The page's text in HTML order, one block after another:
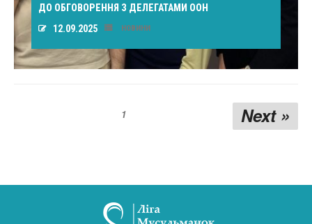
ДО ОБГОВОРЕННЯ З ДЕЛЕГАТАМИ ООН
12.09.2025
НОВИНИ
1 Next »